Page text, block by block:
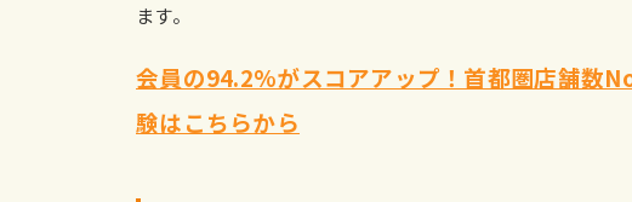
ます。
会員の94.2%がスコアアップ！首都圏店舗数
験はこちらから